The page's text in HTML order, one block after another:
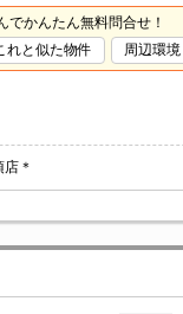
でかんたん無料問合せ！
れと似た物件 周辺環境
＊